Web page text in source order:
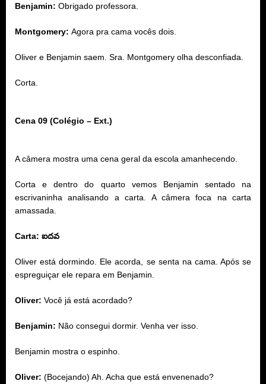
Benjamin: Obrigado professora.
Montgomery: Agora pra cama vocês dois.
Oliver e Benjamin saem. Sra. Montgomery olha desconfiada.
Corta.
Cena 09 (Colégio – Ext.)
A câmera mostra uma cena geral da escola amanhecendo.
Corta e dentro do quarto vemos Benjamin sentado na
escrivaninha analisando a carta. A câmera foca na carta
amassada.
Carta: ఐదవ
Oliver está dormindo. Ele acorda, se senta na cama. Após se
espreguiçar ele repara em Benjamin.
Oliver: Você já está acordado?
Benjamin: Não consegui dormir. Venha ver isso.
Benjamin mostra o espinho.
Oliver: (Bocejando) Ah. Acha que está envenenado?